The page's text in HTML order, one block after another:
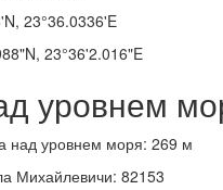
23°36.0336'E
23°36'2.016"E
уровнем
над уровнем моря: 269 м
Михайлевичи: 82153